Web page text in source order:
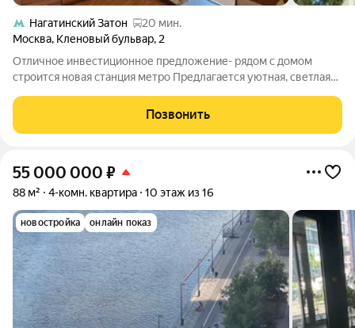
Нагатинский Затон
20 мин.
Москва, Кленовый бульвар, 2
Отличное инвестиционное предложение- рядом с домом
строится новая станция метро Предлагается уютная, светлая
балкона) в одном из самых комфортных районов города. Это
именно тот вариант, про
Позвонить
55 000 000 ₽
88 м² 4-комн. квартира 10 этаж из 16
новостройка онлайн показ